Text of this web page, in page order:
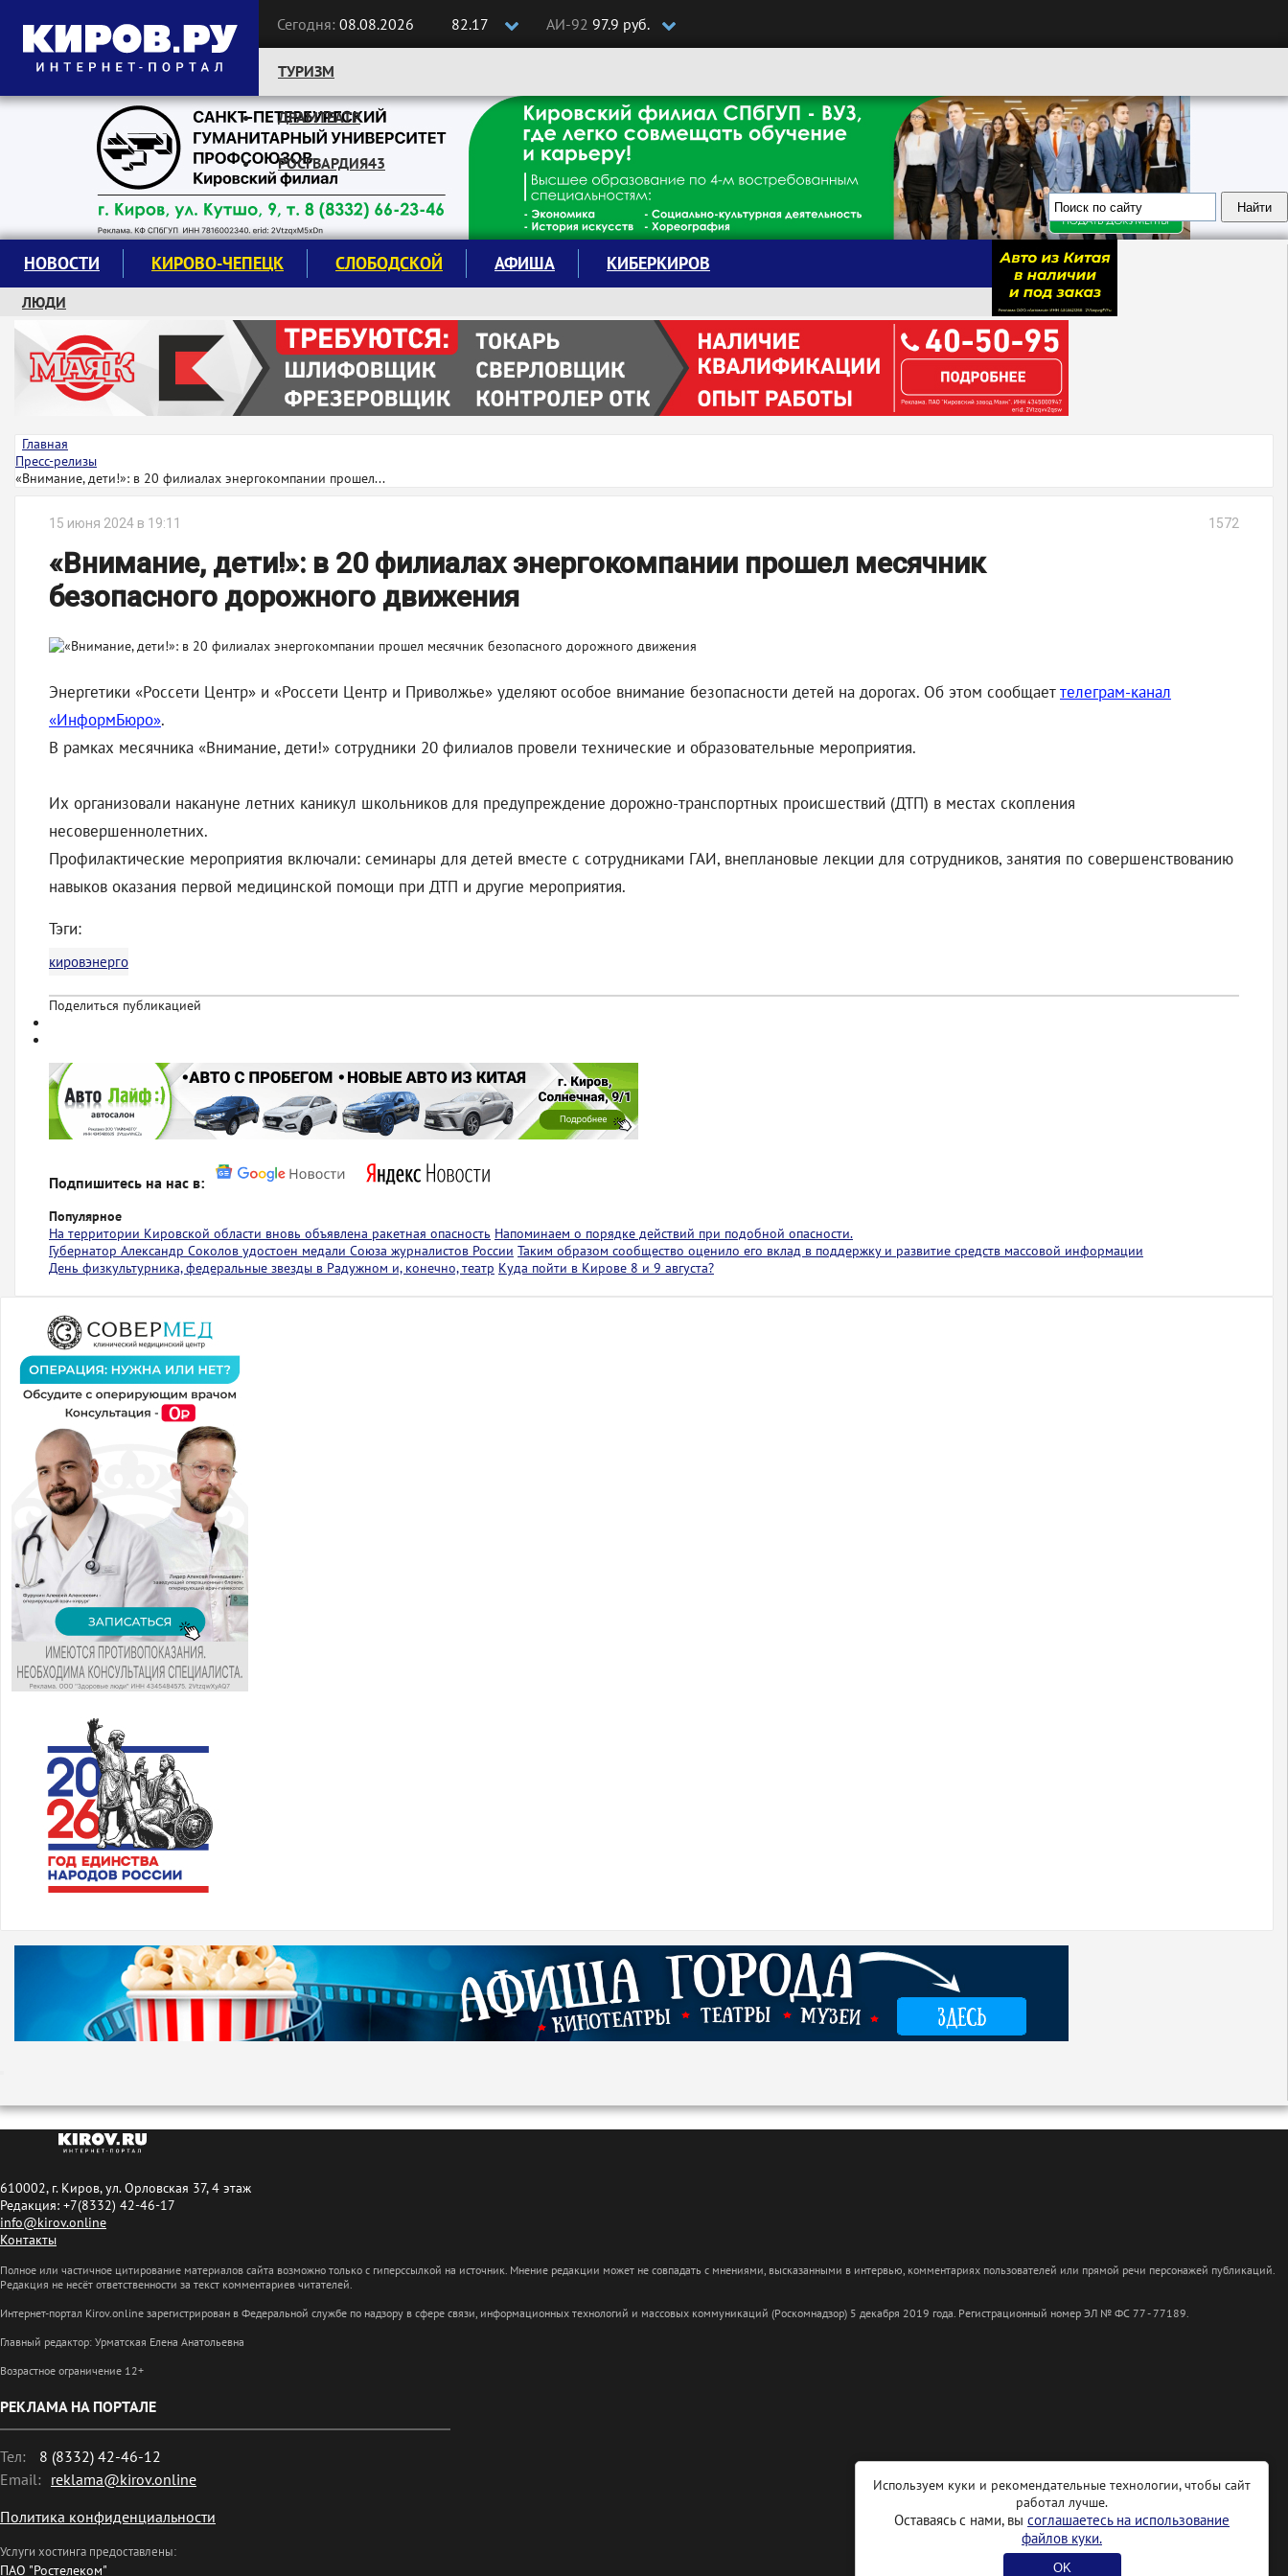
Сегодня: 08.08.2026 82.17 АИ-92 97.9 руб.
Следите за новостями:
ТУРИЗМ
ДРАМТЕАТР
РОСГВАРДИЯ43
НОВОСТИ КИРОВО-ЧЕПЕЦК СЛОБОДСКОЙ АФИША КИБЕРКИРОВ
ЛЮДИ
КРУЖКИ И СЕКЦИИ
ЗАВОДУ "МАЯК" 85 ЛЕТ
ЭКОЛОГИЯ
Главная
Пресс-релизы
«Внимание, дети!»: в 20 филиалах энергокомпании прошел...
15 июня 2024 в 19:11 1572
«Внимание, дети!»: в 20 филиалах энергокомпании прошел месячник
безопасного дорожного движения
Энергетики «Россети Центр» и «Россети Центр и Приволжье» уделяют особое внимание безопасности детей на дорогах. Об этом сообщаеттелеграм-канал
«ИнформБюро».
В рамках месячника «Внимание, дети!» сотрудники 20 филиалов провели технические и образовательные мероприятия.
Их организовали накануне летних каникул школьников для предупреждение дорожно-транспортных происшествий (ДТП) в местах скопления
несовершеннолетних.
Профилактические мероприятия включали: семинары для детей вместе с сотрудниками ГАИ, внеплановые лекции для сотрудников, занятия по совершенствованию
навыков оказания первой медицинской помощи при ДТП и другие мероприятия.
Тэги:
кировэнерго
Поделиться публикацией
Подпишитесь на нас в:
Популярное
На территории Кировской области вновь объявлена ракетная опасность Напоминаем о порядке действий при подобной опасности.
Губернатор Александр Соколов удостоен медали Союза журналистов России Таким образом сообщество оценило его вклад в поддержку и развитие средств массовой информации
День физкультурника, федеральные звезды в Радужном и, конечно, театр Куда пойти в Кирове 8 и 9 августа?
610002, г. Киров, ул. Орловская 37, 4 этаж
Редакция: +7(8332) 42-46-17
info@kirov.online
Контакты
Полное или частичное цитирование материалов сайта возможно только с гиперссылкой на источник. Мнение редакции может не совпадать с мнениями, высказанными в интервью, комментариях пользователей или прямой речи персонажей публикаций.
Редакция не несёт ответственности за текст комментариев читателей.
Интернет-портал Kirov.online зарегистрирован в Федеральной службе по надзору в сфере связи, информационных технологий и массовых коммуникаций (Роскомнадзор) 5 декабря 2019 года. Регистрационный номер ЭЛ № ФС 77 - 77189.
Главный редактор: Урматская Елена Анатольевна
Возрастное ограничение 12+
РЕКЛАМА НА ПОРТАЛЕ
Тел:
8 (8332) 42-46-12
Email: reklama@kirov.online
Политика конфиденциальности
Услуги хостинга предоставлены:
ПАО "Ростелеком"
Используем куки и рекомендательные технологии, чтобы сайт
работал лучше.
Оставаясь с нами, вы соглашаетесь на использование
файлов куки.
OK